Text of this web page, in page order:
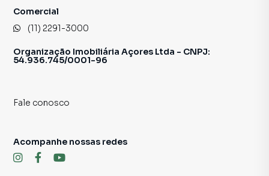
Comercial
(11) 2291-3000
Organização Imobiliária Açores Ltda - CNPJ:
54.936.745/0001-96
Fale conosco
Acompanhe nossas redes